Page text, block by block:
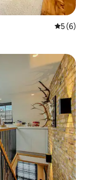
5 av 5 i
5 (6)